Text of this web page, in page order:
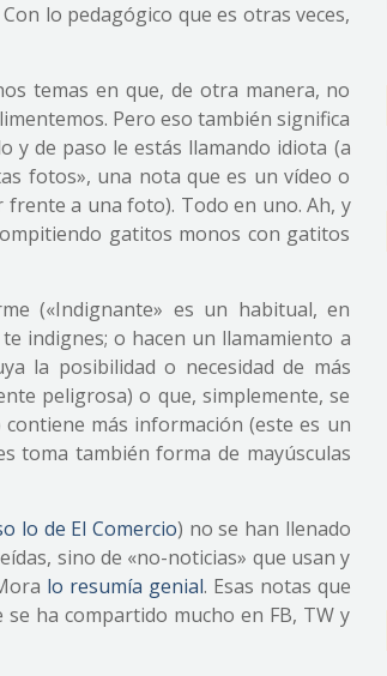
lo pedagógico que es otras veces,
temas en que, de otra manera, no
Pero eso también significa
y de paso le estás llamando idiota (a
fotos», una nota que es un vídeo o
a una foto). Todo en uno. Ah, y
gatitos monos con gatitos
(«Indignante» es un habitual, en
indignes; o hacen un llamamiento a
la posibilidad o necesidad de más
peligrosa) o que, simplemente, se
más información (este es un
toma también forma de mayúsculas
lo de El Comercio) no se han llenado
sino de «no-noticias» que usan y
lo resumía genial. Esas notas que
ha compartido mucho en FB, TW y